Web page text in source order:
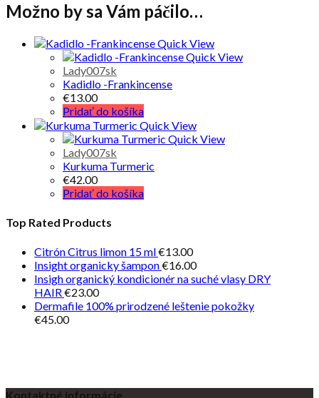
Možno by sa Vám páčilo…
Quick View
Quick View
Lady007sk
Kadidlo -Frankincense
€13.00
Pridať do košíka
Quick View
Quick View
Lady007sk
Kurkuma Turmeric
€42.00
Pridať do košíka
Top Rated Products
Citrón Citrus limon 15 ml€13.00
Insight organicky šampon€16.00
Insigh organický kondicionér na suché vlasy DRY
HAIR €23.00
Dermafile 100% prirodzené leštenie pokožky
€45.00
Kontaktné informácie